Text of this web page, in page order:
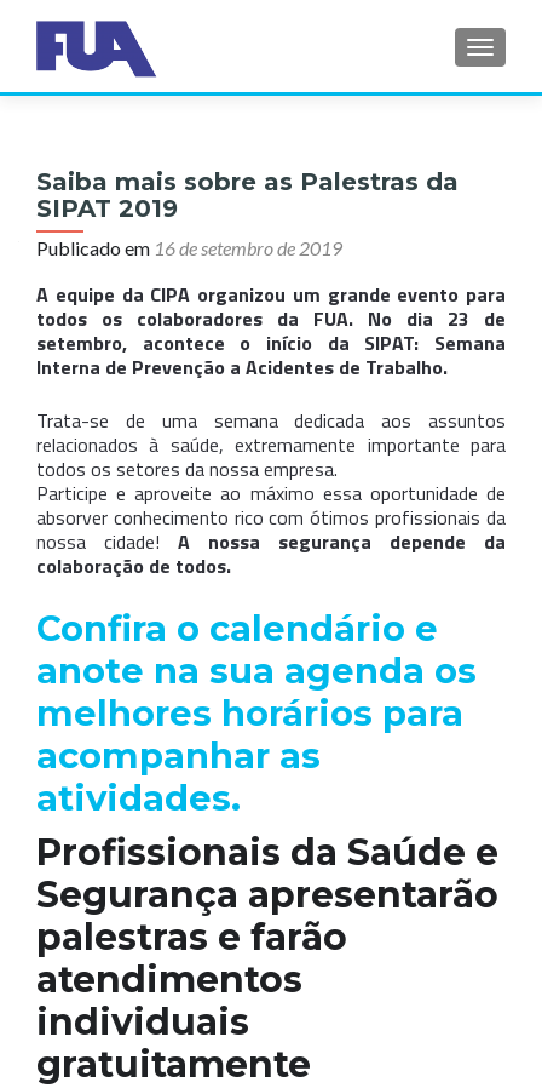
Saiba mais sobre as Palestras da
SIPAT 2019
Publicado em 16 de setembro de 2019
A equipe da CIPA organizou um grande evento para
todos os colaboradores da FUA. No dia 23 de
setembro, acontece o início da SIPAT: Semana
Interna de Prevenção a Acidentes de Trabalho.
Trata-se de uma semana dedicada aos assuntos
relacionados à saúde, extremamente importante para
todos os setores da nossa empresa.
Participe e aproveite ao máximo essa oportunidade de
absorver conhecimento rico com ótimos profissionais da
nossa cidade! A nossa segurança depende da
colaboração de todos.
Confira o calendário e
anote na sua agenda os
melhores horários para
acompanhar as
atividades.
Profissionais da Saúde e
Segurança apresentarão
palestras e farão
atendimentos
individuais
gratuitamente